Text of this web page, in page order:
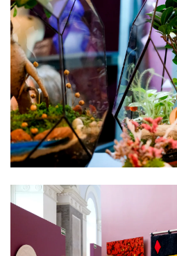
Элиза Данте / RTVI